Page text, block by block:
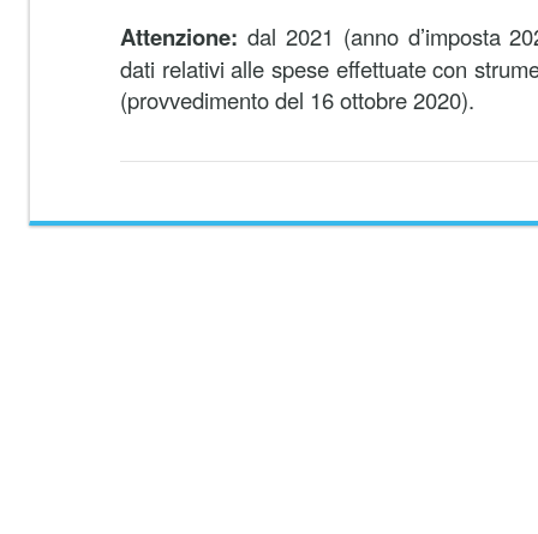
Attenzione: dal 2021 (anno d’imposta
dati relativi alle spese effettuate con
(provvedimento del 16 ottobre 2020).